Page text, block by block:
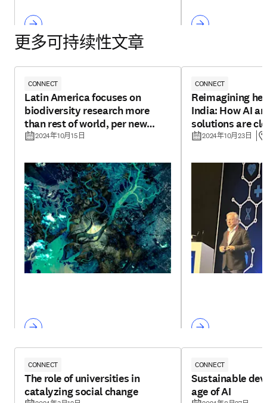
更多可持续性文章
CONNECT
Latin America focuses on
biodiversity research more
than rest of world, per new
report
2024年10月15日
CONNECT
Reimagining
India: How AI
solutions are
rural divide
2024年10月23日
CONNECT
The role of universities in
catalyzing social change
CONNECT
Sustainable
age of AI